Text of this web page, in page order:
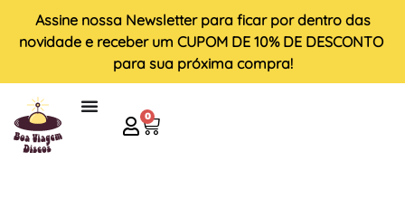
Assine nossa Newsletter para ficar por dentro das
novidade e receber um CUPOM DE 10% DE DESCONTO
para sua próxima compra!
0